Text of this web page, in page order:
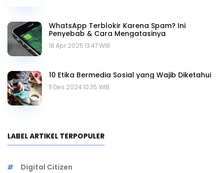
WhatsApp Terblokir Karena Spam? Ini
Penyebab & Cara Mengatasinya
18 Apr 2025 13.47 WIB
10 Etika Bermedia Sosial yang Wajib Diketahui
11 Des 2024 10.35 WIB
LABEL ARTIKEL TERPOPULER
Digital Citizen